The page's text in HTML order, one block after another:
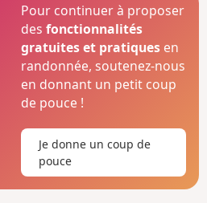
Pour continuer à proposer
desfonctionnalités
gratuites et pratiques en
randonnée, soutenez-nous
en donnant un petit coup
de pouce !
Je donne un coup de
pouce